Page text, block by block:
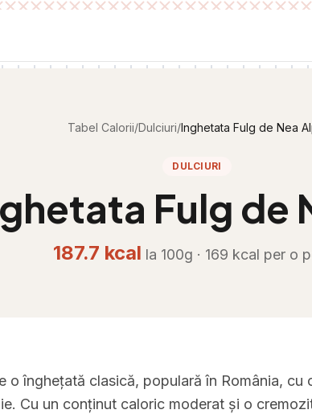
Tabel Calorii/Dulciuri/Inghetata Fulg de Nea
DULCIURI
Fulg de
187.7 kcal la 100g · 169 kcal per o
o înghețată clasică, populară în România, cu
Cu un conținut caloric moderat și o